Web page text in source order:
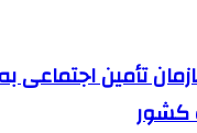
تأمین اجتماعی
کشور